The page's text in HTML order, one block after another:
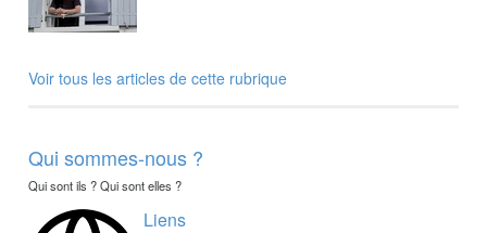
Voir tous les articles de cette rubrique
Qui sommes-nous ?
Qui sont ils ? Qui sont elles ?
Liens